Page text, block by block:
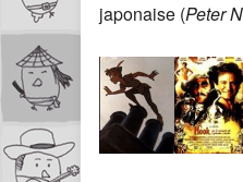
japonaise (Peter